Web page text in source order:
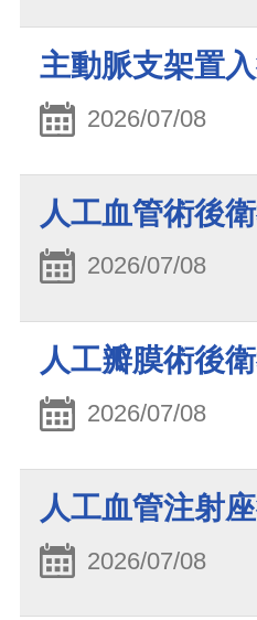
主動脈支架置
2026/07/08
人工血管術後
2026/07/08
人工瓣膜術後
2026/07/08
人工血管注射
2026/07/08